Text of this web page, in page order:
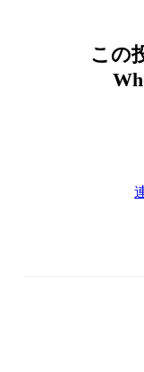
この